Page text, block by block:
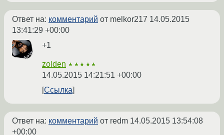
Ответ на: комментарий от melkor217 14.05.2015
13:41:29 +00:00
+1
zolden ★★★★★
14.05.2015 14:21:51 +00:00
Ссылка
Ответ на: комментарий от redm 14.05.2015 13:54:08
+00:00